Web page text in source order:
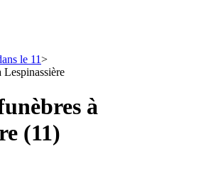
le 11
Lespinassière
à
(11)